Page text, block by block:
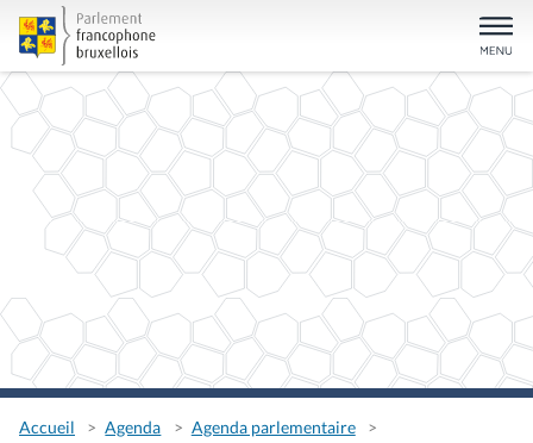
Accueil Agenda
Agenda parlementaire